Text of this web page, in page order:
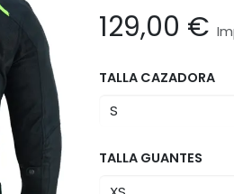
129,00 €
TALLA CAZADORA
TALLA GUANTES